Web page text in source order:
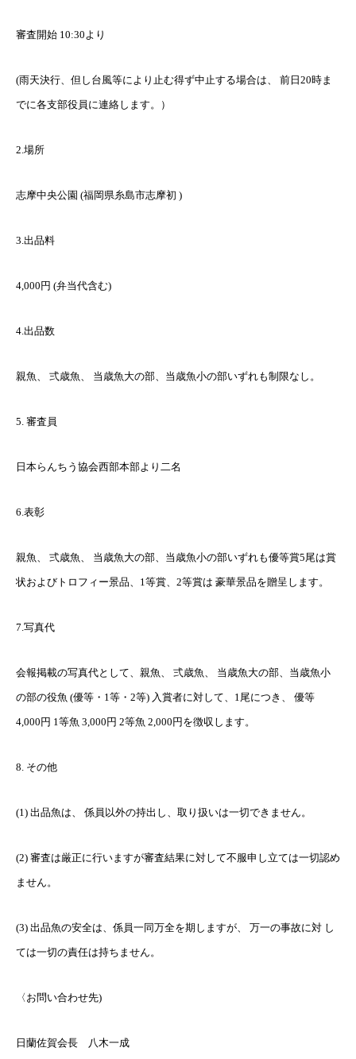
審査開始 10:30より
(雨天決行、但し台風等により止む得ず中止する場合は、 前日20時ま
でに各支部役員に連絡します。）
2.場所
志摩中央公園 (福岡県糸島市志摩初 )
3.出品料
4,000円 (弁当代含む)
4.出品数
親魚、 弍歳魚、 当歳魚大の部、当歳魚小の部いずれも制限なし。
5. 審査員
日本らんちう協会西部本部より二名
6.表彰
親魚、 弍歳魚、 当歳魚大の部、当歳魚小の部いずれも優等賞5尾は賞
状およびトロフィー景品、1等賞、2等賞は 豪華景品を贈呈します。
7.写真代
会報掲載の写真代として、親魚、 弍歳魚、 当歳魚大の部、当歳魚小
の部の役魚 (優等・1等・2等) 入賞者に対して、1尾につき、 優等
4,000円 1等魚 3,000円 2等魚 2,000円を徴収します。
8. その他
(1) 出品魚は、 係員以外の持出し、取り扱いは一切できません。
(2) 審査は厳正に行いますが審査結果に対して不服申し立ては一切認め
ません。
(3) 出品魚の安全は、係員一同万全を期しますが、 万一の事故に対 し
ては一切の責任は持ちません。
〈お問い合わせ先)
日蘭佐賀会長 八木一成